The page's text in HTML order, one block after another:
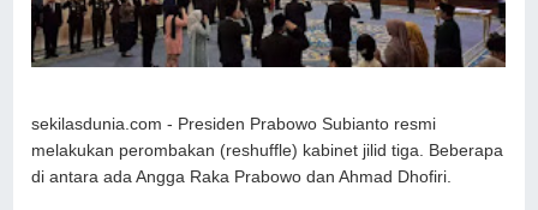
sekilasdunia.com - Presiden Prabowo Subianto resmi
melakukan perombakan (reshuffle) kabinet jilid tiga. Beberapa
di antara ada Angga Raka Prabowo dan Ahmad Dhofiri.